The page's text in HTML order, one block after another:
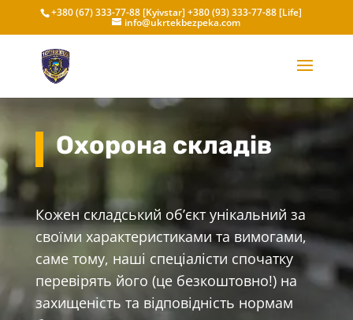
+380 (67) 333-77-88 [Kyivstar]+380 (93) 333-77-88 [Life]
info@ukrtekbezpeka.com
Охорона складів
Кожен складський об’єкт унікальний за
своїми характеристиками та вимогами,
саме тому, наші спеціалісти спочатку
перевірять його (це безкоштовно!) на
захищеність та відповідність нормам